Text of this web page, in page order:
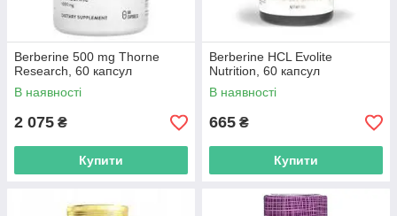
Berberine 500 mg Thorne
Research, 60 капсул
В наявності
2 075 ₴
Купити
Berberine HCL Evolite
Nutrition, 60 капсул
В наявності
665 ₴
Купити